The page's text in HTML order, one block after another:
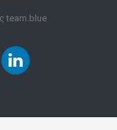
team.blue